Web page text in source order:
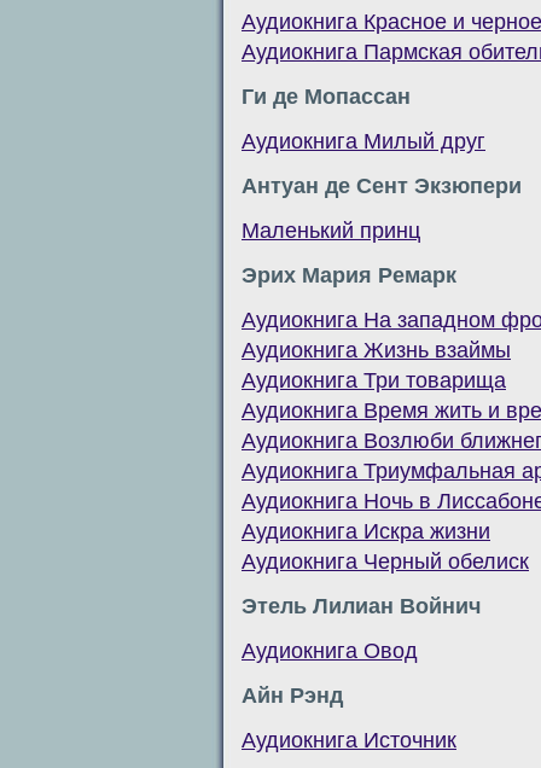
Аудиокнига Красное и черное
Аудиокнига Пармская
Ги де Мопассан
Аудиокнига Милый друг
Антуан де Сент Экзюпери
Маленький принц
Эрих Мария Ремарк
Аудиокнига На западном
Аудиокнига Жизнь взаймы
Аудиокнига Три товарища
Аудиокнига Время жить и
Аудиокнига Возлюби
Аудиокнига Триумфальная
Аудиокнига Ночь в
Аудиокнига Искра жизни
Аудиокнига Черный обелиск
Этель Лилиан Войнич
Аудиокнига Овод
Айн Рэнд
Аудиокнига Источник